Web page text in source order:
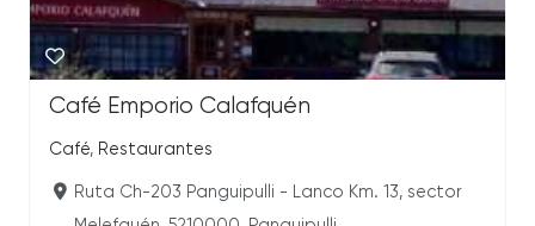
Café Emporio Calafquén
Café, Restaurantes
Ruta Ch-203 Panguipulli - Lanco Km. 13, sector